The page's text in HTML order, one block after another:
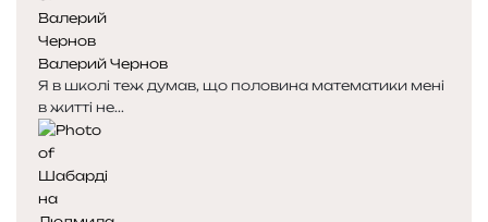
Валерий Чернов
Я в школі теж думав, що половина математики мені
в житті не...